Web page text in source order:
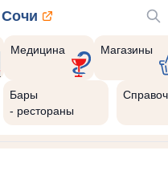
Сочи
Медицина Магазины
Бары
- рестораны